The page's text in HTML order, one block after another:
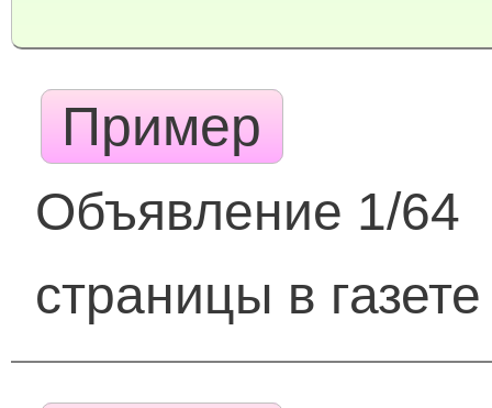
Пример
Объявление 1/64
страницы в газете